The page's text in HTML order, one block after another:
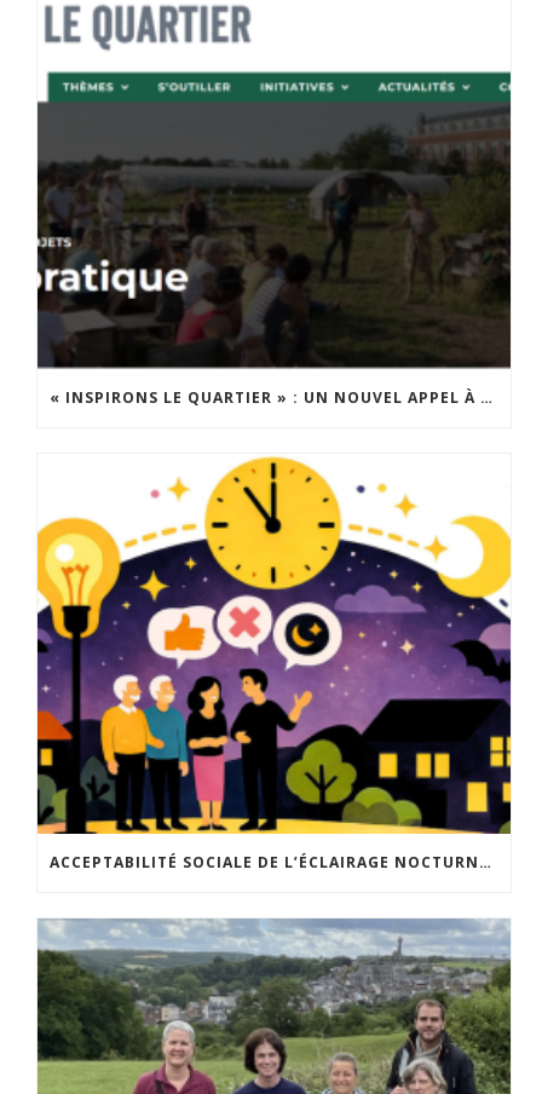
« INSPIRONS LE QUARTIER » : UN NOUVEL APPEL À PROJETS EST LANCÉ !
ACCEPTABILITÉ SOCIALE DE L’ÉCLAIRAGE NOCTURNE : LE REPLAY EST DISPONIBLE